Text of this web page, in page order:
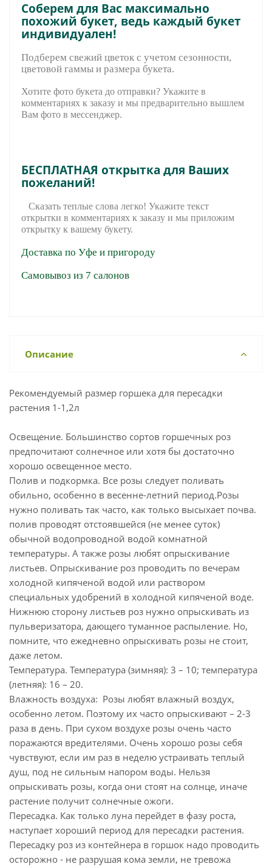
Соберем для Вас максимально
похожий букет, ведь каждый букет
индивидуален!
Подберем свежий цветок с учетом сезонности,
цветовой гаммы и размера букета.
Хотите фото букета до отправки? Укажите в
комментариях к заказу и мы предварительно вышлем
Вам фото в мессенджер.
БЕСПЛАТНАЯ открытка для Ваших
пожеланий!
Сказать теплые слова легко! Укажите текст
открытки в комментариях к заказу и мы приложим
открытку к вашему букету.
Доставка по Уфе и пригороду
Самовывоз из 7 салонов
Описание
Рекомендуемый размер горшека для пересадки
растения 1-1,2л
Освещение. Большинство сортов горшечных роз
предпочитают солнечное или хотя бы достаточно
хорошо освещенное место.
Полив и подкормка. Все розы следует поливать
обильно, особенно в весенне-летний период.Розы
нужно поливать так часто, как только высыхает почва.
полив проводят отстоявшейся (не менее суток)
обычной водопроводной водой комнатной
температуры. А также розы любят опрыскивание
листьев. Опрыскивание роз проводить по вечерам
холодной кипяченой водой или раствором
специальных удобрений в холодной кипяченой воде.
Нижнюю сторону листьев роз нужно опрыскивать из
пульверизатора, дающего туманное распыление. Но,
помните, что ежедневно опрыскивать розы не стоит,
даже летом.
Температура. Температура (зимняя): 3 – 10; температура
(летняя): 16 – 20.
Влажность воздуха: Розы любят влажный воздух,
особенно летом. Поэтому их часто опрыскивают – 2-3
раза в день. При сухом воздухе розы очень часто
поражаются вредителями. Очень хорошо розы себя
чувствуют, если им раз в неделю устраивать теплый
душ, под не сильным напором воды. Нельзя
опрыскивать розы, когда они стоят на солнце, иначе
растение получит солнечные ожоги.
Пересадка. Как только луна перейдет в фазу роста,
наступает хороший период для пересадки растения.
Пересадку роз из контейнера в горшок надо проводить
осторожно - не разрушая кома земли, не тревожа